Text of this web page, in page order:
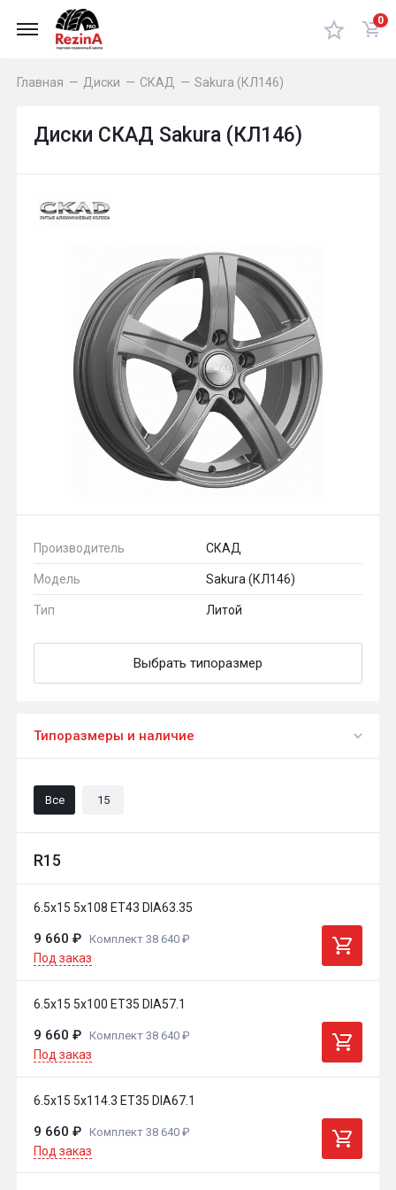
0
Главная — Диски — СКАД — Sakura (КЛ146)
Диски СКАД Sakura (КЛ146)
Производитель СКАД
Модель Sakura (КЛ146)
Тип Литой
Выбрать типоразмер
Типоразмеры и наличие
Все 15
R15
6.5x15 5x108 ET43 DIA63.35
9 660 ₽ Комплект 38 640 ₽
Под заказ
6.5x15 5x100 ET35 DIA57.1
9 660 ₽ Комплект 38 640 ₽
Под заказ
6.5x15 5x114.3 ET35 DIA67.1
9 660 ₽ Комплект 38 640 ₽
Под заказ